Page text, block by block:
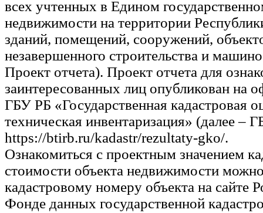
всех учтенных в Едином
недвижимости на территории
зданий, помещений, сооружений,
незавершенного строительства и
Проект отчета). Проект отчета для
заинтересованных лиц опубликован на
ГБУ РБ «Государственная кадастровая
техническая инвентаризация» (далее –
https://btirb.ru/kadastr/rezultaty-gko/.
Ознакомиться с проектным значением
стоимости объекта недвижимости
кадастровому номеру объекта на сайте
Фонде данных государственной